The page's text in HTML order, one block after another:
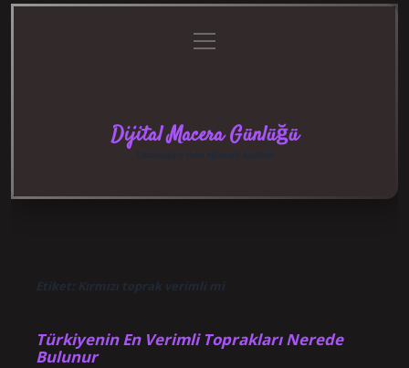
menüyü
aç
Dijital Macera Günlüğü
Etiket: Kırmızı toprak verimli mi
Türkiyenin En Verimli Toprakları Nerede
Bulunur